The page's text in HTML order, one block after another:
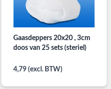
Gaasdeppers 20x20 , 3cm
doos van 25 sets (steriel)
4,79 (excl. BTW)